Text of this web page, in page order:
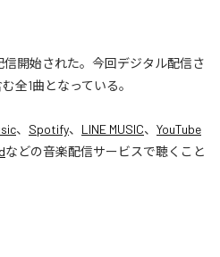
信開始された。今回デジタル配信さ
全1曲となっている。
、 Spotify、 LINE MUSIC、 YouTube
などの音楽配信サービスで聴くこと